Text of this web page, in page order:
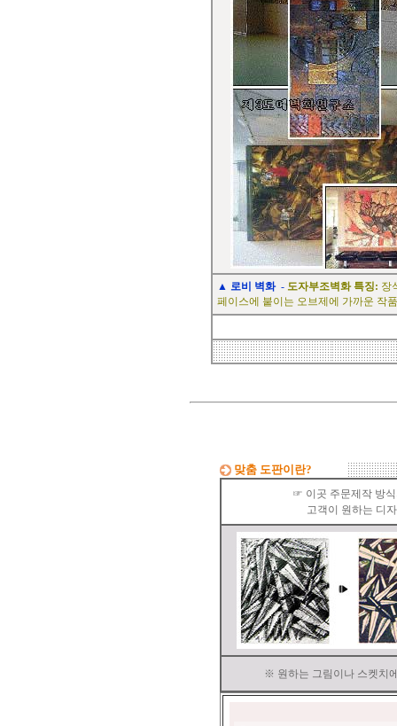
▲ 로비 벽화- 도자부조벽화 특징: 장
페이스에 붙이는 오브제에 가까운 작
맞춤 도판이란?
☞ 이곳 주문제작 방
고객이 원하는 디
※ 원하는 그림이나 스켓치